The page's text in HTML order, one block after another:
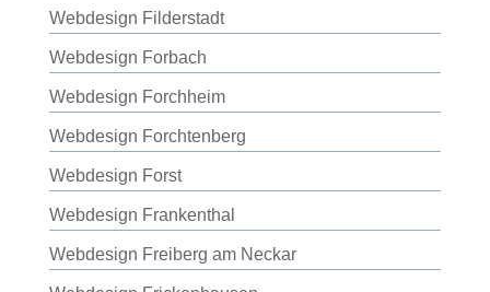
Webdesign Filderstadt
Webdesign Forbach
Webdesign Forchheim
Webdesign Forchtenberg
Webdesign Forst
Webdesign Frankenthal
Webdesign Freiberg am Neckar